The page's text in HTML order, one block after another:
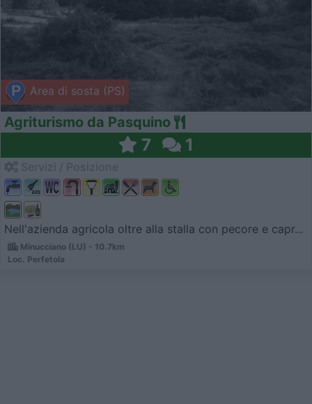
Area di sosta (PS)
Agriturismo da Pasquino
7 1
Nell'azienda agricola oltre alla stalla con pecore e capr...
Minucciano (LU) - 10.7km
Loc. Perfetola